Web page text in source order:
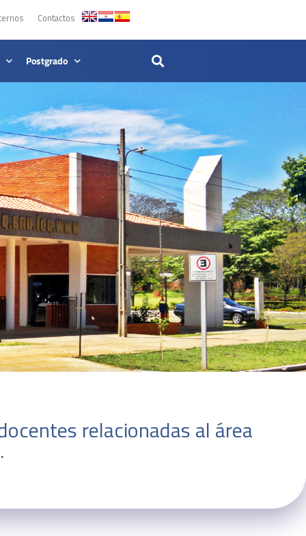
Contactos
Postgrado
relacionadas al área